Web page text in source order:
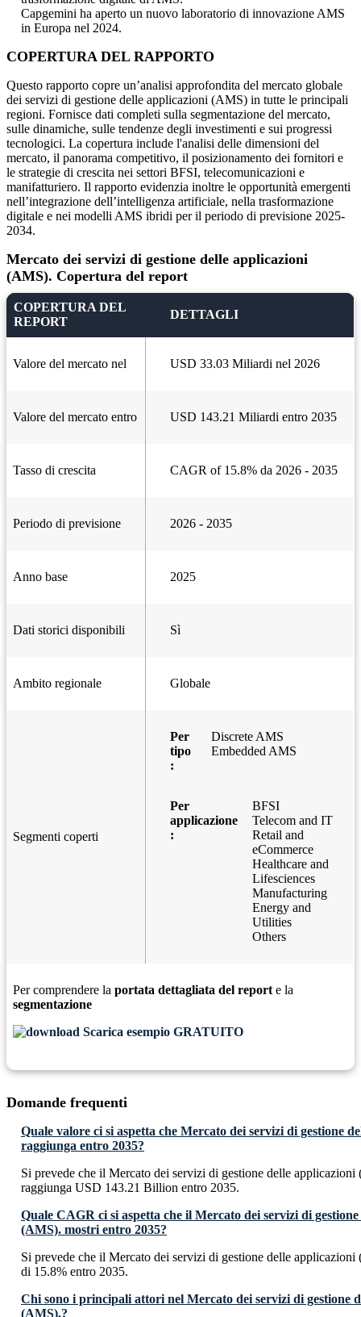
Capgemini ha aperto un nuovo laboratorio di innovazione AMS
in Europa nel 2024.
COPERTURA DEL RAPPORTO
Questo rapporto copre un’analisi approfondita del mercato globale
dei servizi di gestione delle applicazioni (AMS) in tutte le principali
regioni. Fornisce dati completi sulla segmentazione del mercato,
sulle dinamiche, sulle tendenze degli investimenti e sui progressi
tecnologici. La copertura include l'analisi delle dimensioni del
mercato, il panorama competitivo, il posizionamento dei fornitori e
le strategie di crescita nei settori BFSI, telecomunicazioni e
manifatturiero. Il rapporto evidenzia inoltre le opportunità emergenti
nell’integrazione dell’intelligenza artificiale, nella trasformazione
digitale e nei modelli AMS ibridi per il periodo di previsione 2025-
2034.
Mercato dei servizi di gestione delle applicazioni
(AMS). Copertura del report
COPERTURA DEL
REPORT
DETTAGLI
Valore del mercato nel USD 33.03 Miliardi nel 2026
Valore del mercato entro USD 143.21 Miliardi entro 2035
Tasso di crescita CAGR of 15.8% da 2026 - 2035
Periodo di previsione 2026 - 2035
Anno base 2025
Dati storici disponibili Sì
Ambito regionale Globale
Segmenti coperti
Per
tipo
:
Discrete AMS
Embedded AMS
Per
applicazione
:
BFSI
Telecom and IT
Retail and
eCommerce
Healthcare and
Lifesciences
Manufacturing
Energy and
Utilities
Others
Per comprendere la portata dettagliata del report e la
segmentazione
Scarica esempio GRATUITO
Domande frequenti
Quale valore ci si aspetta che Mercato dei servizi di gestione
raggiunga entro 2035?
Si prevede che il Mercato dei servizi di gestione delle
raggiunga USD 143.21 Billion entro 2035.
Quale CAGR ci si aspetta che il Mercato dei servizi di
(AMS). mostri entro 2035?
Si prevede che il Mercato dei servizi di gestione delle
di 15.8% entro 2035.
Chi sono i principali attori nel Mercato dei servizi di gestione
(AMS).?